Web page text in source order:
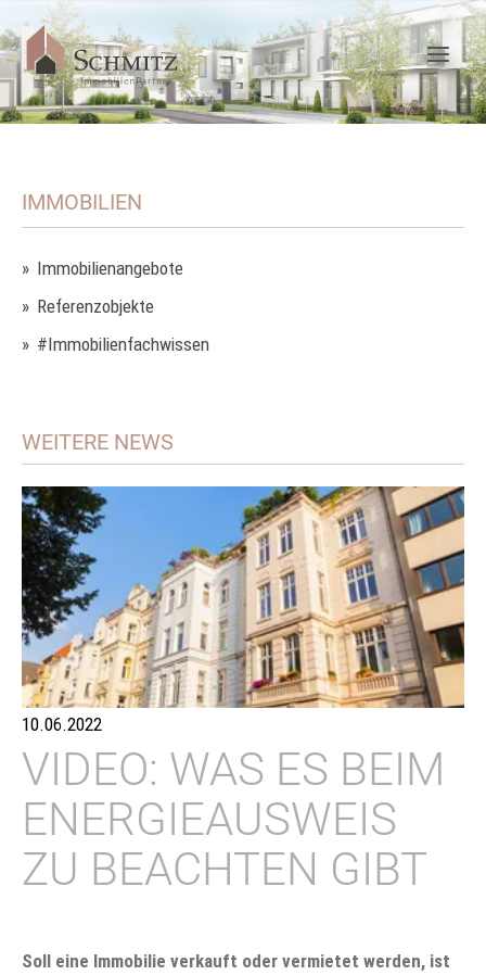
10.06.2022
VIDEO: WAS ES BEIM
ENERGIEAUSWEIS
ZU BEACHTEN GIBT
Soll eine Immobilie verkauft oder vermietet werden, ist
IMMOBILIEN
Immobilienangebote
Referenzobjekte
#Immobilienfachwissen
WEITERE NEWS